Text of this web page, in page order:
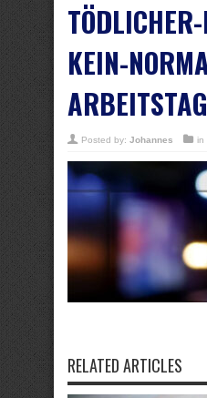
KEIN-
Posted by: Johannes in
RELATED ARTICLES